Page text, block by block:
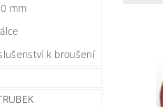
mm
k broušení